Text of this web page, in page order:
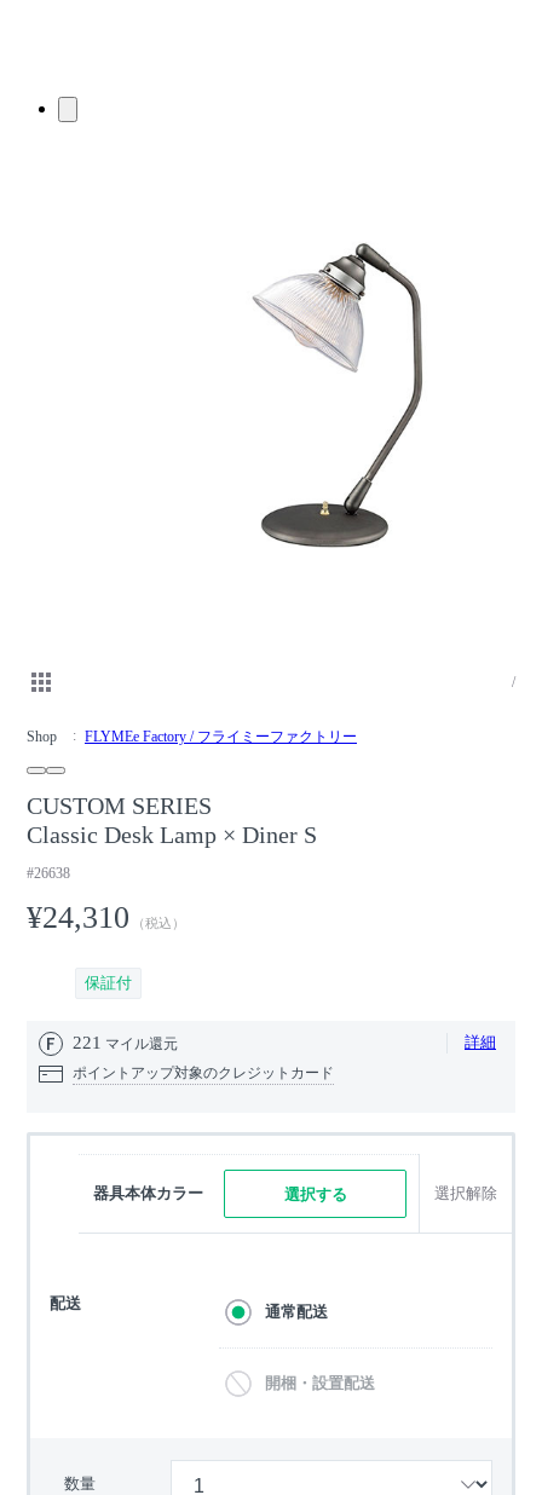
/
Shop FLYMEe Factory / フライミーファクトリー
CUSTOM SERIES
Classic Desk Lamp × Diner S
#26638
¥24,310 （税込）
保証付
221 マイル還元 詳細
ポイントアップ対象のクレジットカード
器具本体カラー 選択する 選択解除
配送 通常配送
開梱・設置配送
数量